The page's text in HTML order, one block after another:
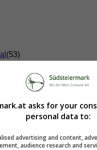
(53)
asks for your
personal data to:
advertising and content,
audience research and